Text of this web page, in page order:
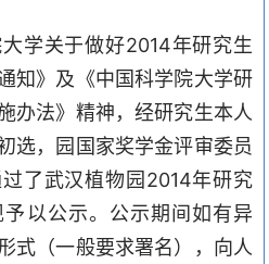
学关于做好2014年研究生
知》及《中国科学院大学研
办法》精神，经研究生本人
选，园国家奖学金评审委员
了武汉植物园2014年研究
以公示。公示期间如有异
式（一般要求署名），向人